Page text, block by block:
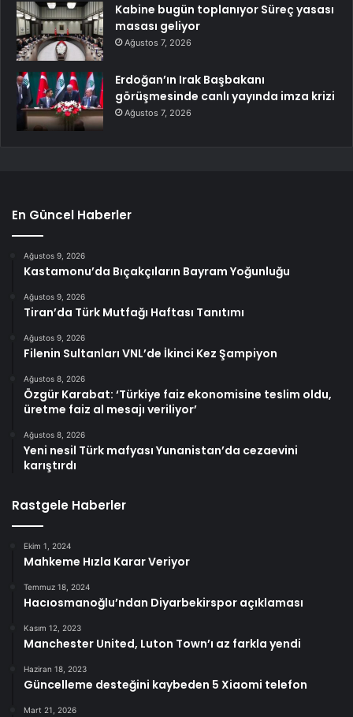
Kabine bugün toplanıyor Süreç yasası
masası geliyor
Ağustos 7, 2026
Erdoğan’ın Irak Başbakanı
görüşmesinde canlı yayında imza krizi
Ağustos 7, 2026
En Güncel Haberler
Ağustos 9, 2026
Kastamonu’da Bıçakçıların Bayram Yoğunluğu
Ağustos 9, 2026
Tiran’da Türk Mutfağı Haftası Tanıtımı
Ağustos 9, 2026
Filenin Sultanları VNL’de İkinci Kez Şampiyon
Ağustos 8, 2026
Özgür Karabat: ‘Türkiye faiz ekonomisine teslim oldu,
üretme faiz al mesajı veriliyor’
Ağustos 8, 2026
Yeni nesil Türk mafyası Yunanistan’da cezaevini
karıştırdı
Rastgele Haberler
Ekim 1, 2024
Mahkeme Hızla Karar Veriyor
Temmuz 18, 2024
Hacıosmanoğlu’ndan Diyarbekirspor açıklaması
Kasım 12, 2023
Manchester United, Luton Town’ı az farkla yendi
Haziran 18, 2023
Güncelleme desteğini kaybeden 5 Xiaomi telefon
Mart 21, 2026